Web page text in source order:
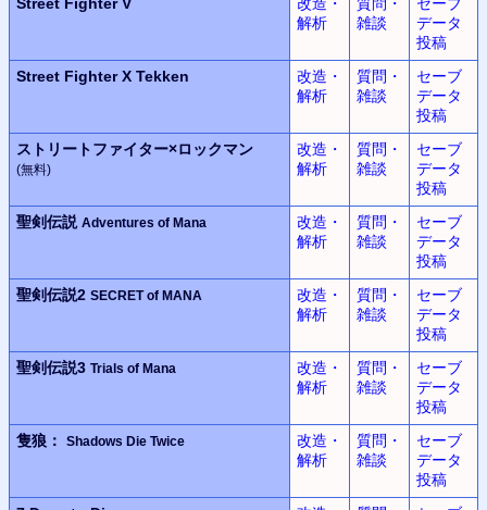
解析
雑談
データ
投稿
Street Fighter X Tekken
改造・
解析
質問・
雑談
セーブ
データ
投稿
ストリートファイター×ロックマン
(無料)
改造・
解析
質問・
雑談
セーブ
データ
投稿
聖剣伝説 Adventures of Mana
改造・
解析
質問・
雑談
セーブ
データ
投稿
聖剣伝説2 SECRET of MANA
改造・
解析
質問・
雑談
セーブ
データ
投稿
聖剣伝説3 Trials of Mana
改造・
解析
質問・
雑談
セーブ
データ
投稿
隻狼：
Shadows Die Twice
改造・
解析
質問・
雑談
セーブ
データ
投稿